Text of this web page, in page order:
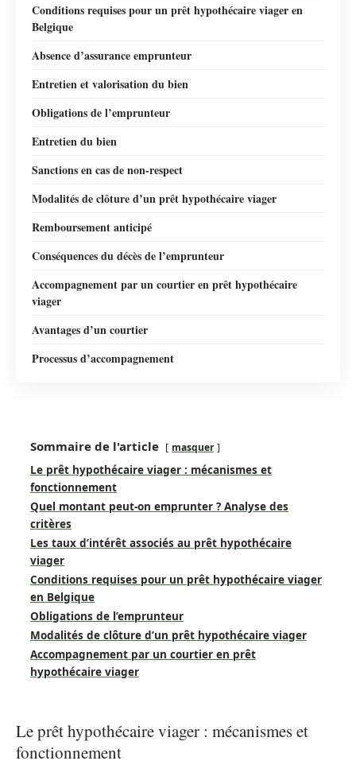
Conditions requises pour un prêt hypothécaire viager en
Belgique
Absence d’assurance emprunteur
Entretien et valorisation du bien
Obligations de l’emprunteur
Entretien du bien
Sanctions en cas de non-respect
Modalités de clôture d’un prêt hypothécaire viager
Remboursement anticipé
Conséquences du décès de l’emprunteur
Accompagnement par un courtier en prêt hypothécaire
viager
Avantages d’un courtier
Processus d’accompagnement
Sommaire de l'article masquer
Le prêt hypothécaire viager : mécanismes et
fonctionnement
Quel montant peut-on emprunter ? Analyse des
critères
Les taux d’intérêt associés au prêt hypothécaire
viager
Conditions requises pour un prêt hypothécaire viager
en Belgique
Obligations de l’emprunteur
Modalités de clôture d’un prêt hypothécaire viager
Accompagnement par un courtier en prêt
hypothécaire viager
Le prêt hypothécaire viager : mécanismes et
fonctionnement